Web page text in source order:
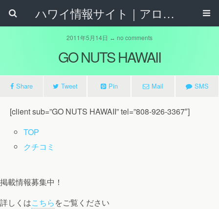
ハワイ情報サイト｜アロハタウンネット
2011年5月14日 ↔ no comments
GO NUTS HAWAII
Share Tweet Pin Mail SMS
[client sub=”GO NUTS HAWAII” tel=”808-926-3367″]
TOP
クチコミ
掲載情報募集中！
詳しくはこちらをご覧ください